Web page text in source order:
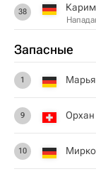
38
Запасные
1
9
10